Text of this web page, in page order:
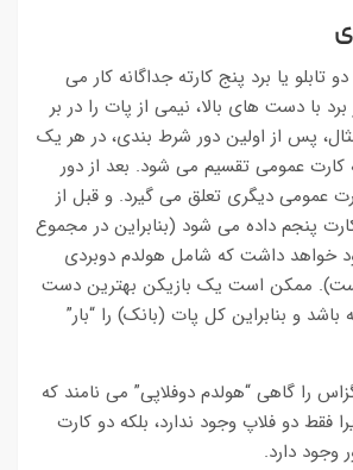
تابلو یا برد پنج کارته جداگانه کار می
با دست های بالا، نیمی از پات را در بر
پس از اولین دور شرط بندی، در هر یک
کارت عمومی تقسیم می شود. بعد از دور
عمومی دیگری تعلق می گیرد. و قبل از
پنجم داده می شود (بنابراین در مجموع
خواهد داشت که شامل هولدم دوبردی
است). ممکن است یک بازیکن بهترین دست
باشد و بنابراین کل پات (بانک) را “بار”
را گاهی “هولدم دوفلاپی” می نامند که
فقط دو فلاپ وجود ندارد، بلکه دو کارت
وجود دارد.